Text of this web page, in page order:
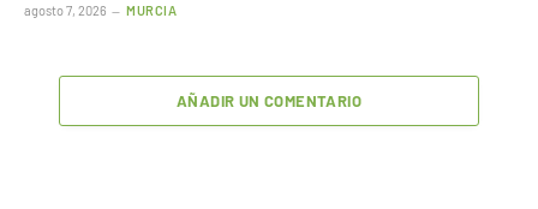
agosto 7, 2026 MURCIA
AÑADIR UN COMENTARIO